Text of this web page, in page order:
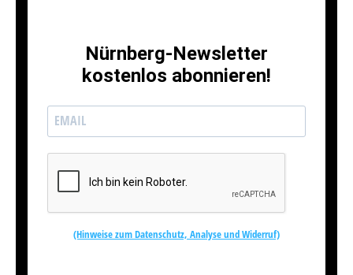
Nürnberg-Newsletter
kostenlos abonnieren!
(Hinweise zum Datenschutz, Analyse und Widerruf)